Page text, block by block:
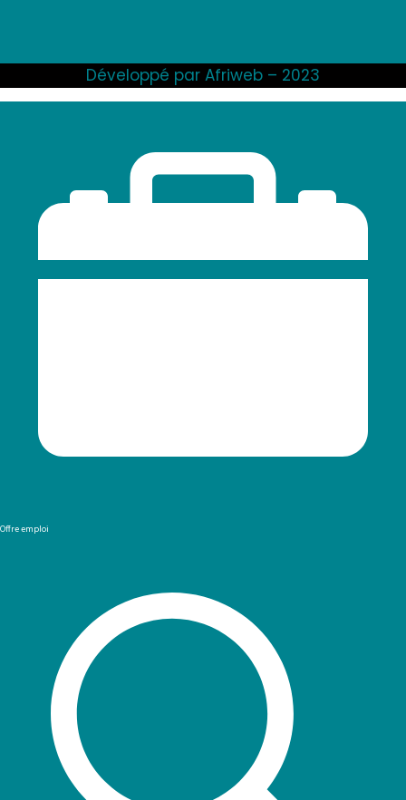
Développé par Afriweb – 2023
Offre emploi